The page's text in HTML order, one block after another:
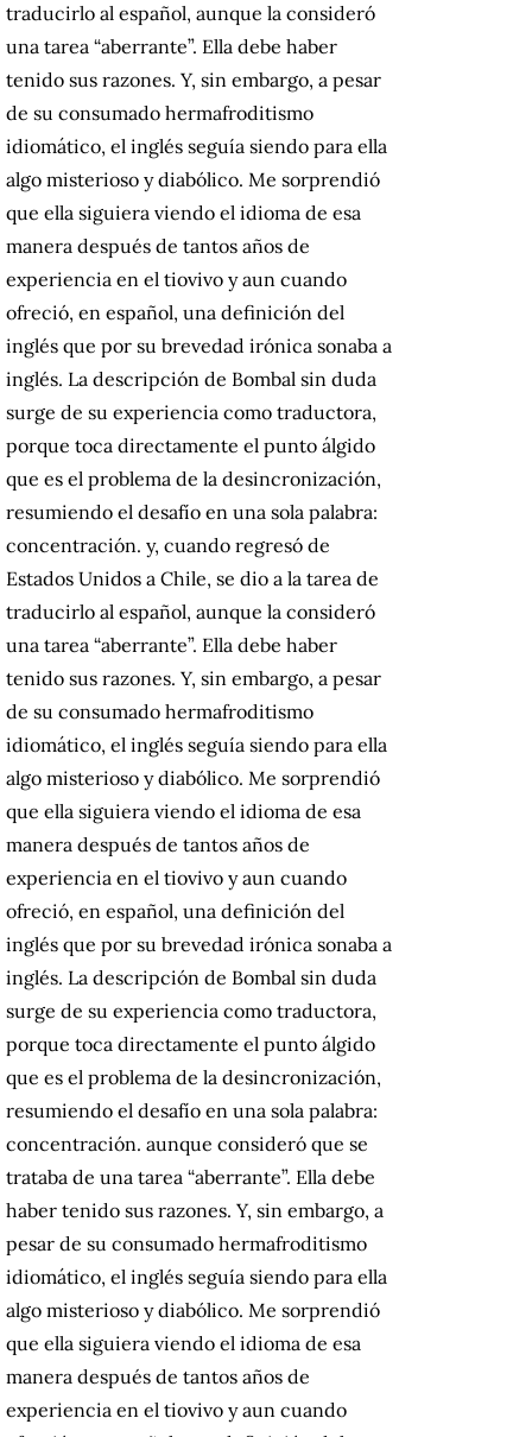
traducirlo al español, aunque la consideró
una tarea “aberrante”. Ella debe haber
tenido sus razones. Y, sin embargo, a pesar
de su consumado hermafroditismo
idiomático, el inglés seguía siendo para ella
algo misterioso y diabólico. Me sorprendió
que ella siguiera viendo el idioma de esa
manera después de tantos años de
experiencia en el tiovivo y aun cuando
ofreció, en español, una definición del
inglés que por su brevedad irónica sonaba a
inglés. La descripción de Bombal sin duda
surge de su experiencia como traductora,
porque toca directamente el punto álgido
que es el problema de la desincronización,
resumiendo el desafío en una sola palabra:
concentración. y, cuando regresó de
Estados Unidos a Chile, se dio a la tarea de
traducirlo al español, aunque la consideró
una tarea “aberrante”. Ella debe haber
tenido sus razones. Y, sin embargo, a pesar
de su consumado hermafroditismo
idiomático, el inglés seguía siendo para ella
algo misterioso y diabólico. Me sorprendió
que ella siguiera viendo el idioma de esa
manera después de tantos años de
experiencia en el tiovivo y aun cuando
ofreció, en español, una definición del
inglés que por su brevedad irónica sonaba a
inglés. La descripción de Bombal sin duda
surge de su experiencia como traductora,
porque toca directamente el punto álgido
que es el problema de la desincronización,
resumiendo el desafío en una sola palabra:
concentración. aunque consideró que se
trataba de una tarea “aberrante”. Ella debe
haber tenido sus razones. Y, sin embargo, a
pesar de su consumado hermafroditismo
idiomático, el inglés seguía siendo para ella
algo misterioso y diabólico. Me sorprendió
que ella siguiera viendo el idioma de esa
manera después de tantos años de
experiencia en el tiovivo y aun cuando